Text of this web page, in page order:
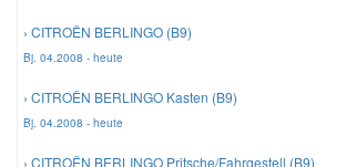
› CITROËN BERLINGO (B9)
Bj. 04.2008 - heute
› CITROËN BERLINGO Kasten (B9)
Bj. 04.2008 - heute
› CITROËN BERLINGO Pritsche/Fahrgestell (B9)
Jeep Ersatzteile